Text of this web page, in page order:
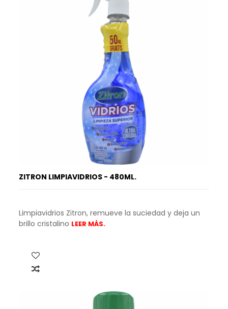
ZITRON LIMPIAVIDRIOS - 480ML.
Limpiavidrios Zitron, remueve la suciedad y deja un
brillo cristalino LEER MÁS.